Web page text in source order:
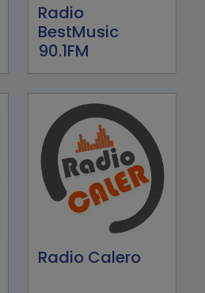
Radio
BestMusic
90.1FM
Radio Calero